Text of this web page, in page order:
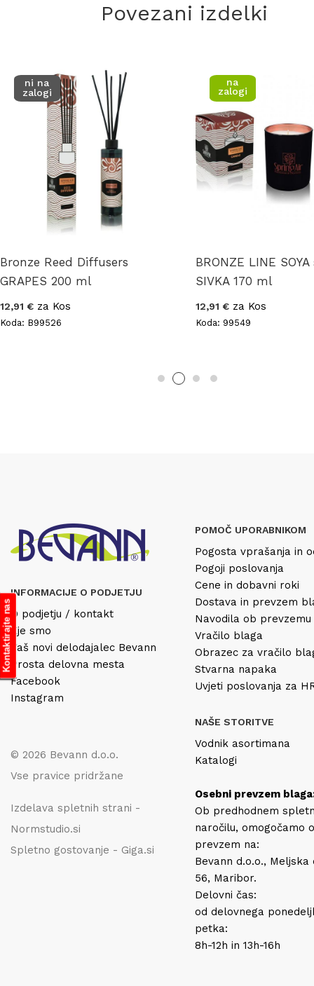
Povezani izdelki
ni na
zalogi
Bronze Reed Diffusers
GRAPES 200 ml
12,91 € za Kos
Koda: B99526
na
zalogi
BRONZE LINE
SIVKA 170 ml
12,91 € za Kos
Koda: 99549
INFORMACIJE O PODJETJU
O podjetju / kontakt
Kje smo
Vaš novi delodajalec Bevann
Prosta delovna mesta
Facebook
Instagram
© 2026 Bevann d.o.o.
Vse pravice pridržane
Izdelava spletnih strani -
Normstudio.si
Spletno gostovanje - Giga.si
POMOČ UPORABNIKOM
Pogosta vprašanja in
Pogoji poslovanja
Cene in dobavni roki
Dostava in prevzem
Navodila ob
Vračilo blaga
Obrazec za vračilo
Stvarna napaka
Uvjeti poslovanja za
NAŠE STORITVE
Vodnik asortimana
Katalogi
Osebni prevzem
Ob predhodnem
naročilu, omogočamo
prevzem na:
Bevann d.o.o., Meljska
56, Maribor.
Delovni čas:
od delovnega
petka:
8h-12h in 13h-16h
Kontaktirajte nas